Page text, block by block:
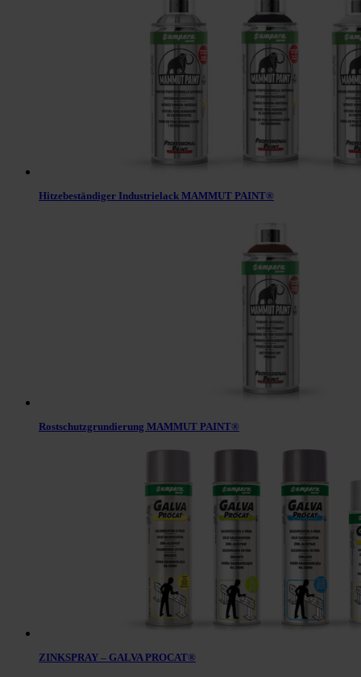
Hitzebeständiger Industrielack MAMMUT PAINT®
Rostschutzgrundierung MAMMUT PAINT®
ZINKSPRAY – GALVA PROCAT®